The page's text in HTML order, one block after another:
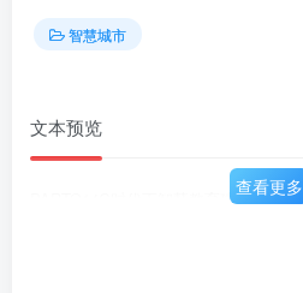
智慧城市
文本预览
PARTO14G时代下智慧教育建设现状
查看更多